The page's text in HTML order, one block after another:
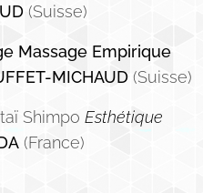
(Suisse)
Massage Empirique
MICHAUD (Suisse)
Shimpo Esthétique
(France)